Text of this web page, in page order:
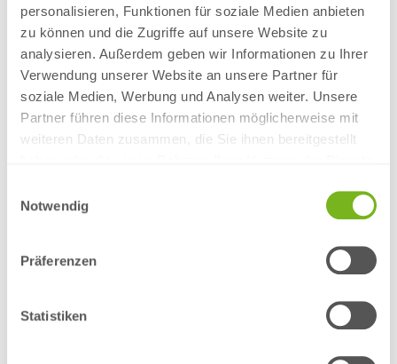
personalisieren, Funktionen für soziale Medien anbieten
zu können und die Zugriffe auf unsere Website zu
analysieren. Außerdem geben wir Informationen zu Ihrer
Verwendung unserer Website an unsere Partner für
soziale Medien, Werbung und Analysen weiter. Unsere
Partner führen diese Informationen möglicherweise mit
weiteren Daten zusammen, die Sie ihnen bereitgestellt
Notwendig
Präferenzen
Statistiken
525,02 €
25 646,67 €
-
10.08.2026, 11:00 Uhr
* Bitte nutzen Sie für die "City Light Poster "-Bestellung eine
Druckaufträge sind nicht verbindlich, je nach Zustellort liegt die
Versandlaufzeit bei 1 bis 2 Arbeitstagen.
* * Bitte beachten Sie, dass sich bei einer Datenabgabe nach